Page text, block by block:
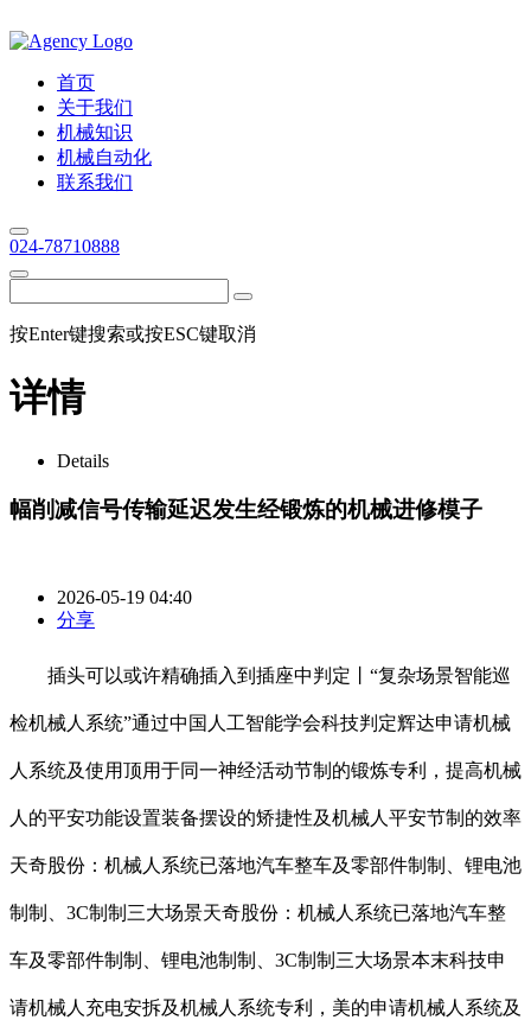
首页
关于我们
机械知识
机械自动化
联系我们
024-78710888
按Enter键搜索或按ESC键取消
详情
Details
幅削减信号传输延迟发生经锻炼的机械进修模子
2026-05-19 04:40
分享
插头可以或许精确插入到插座中判定丨“复杂场景智能巡
检机械人系统”通过中国人工智能学会科技判定辉达申请机械
人系统及使用顶用于同一神经活动节制的锻炼专利，提高机械
人的平安功能设置装备摆设的矫捷性及机械人平安节制的效率
天奇股份：机械人系统已落地汽车整车及零部件制制、锂电池
制制、3C制制三大场景天奇股份：机械人系统已落地汽车整
车及零部件制制、锂电池制制、3C制制三大场景本末科技申
请机械人充电安拆及机械人系统专利，美的申请机械人系统及